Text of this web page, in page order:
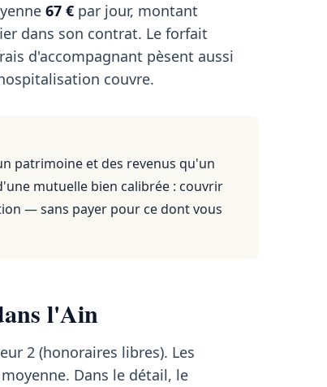
67 € par jour, montant
dans son contrat. Le forfait
d'accompagnant pèsent aussi
couvre.
patrimoine et des revenus qu'un
mutuelle bien calibrée : couvrir
— sans payer pour ce dont vous
l'Ain
2 (honoraires libres). Les
Dans le détail, le